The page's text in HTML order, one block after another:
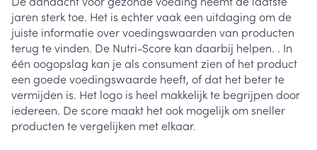
jaren sterk toe. Het is echter vaak een uitdaging om de
juiste informatie over voedingswaarden van producten
terug te vinden. De Nutri-Score kan daarbij helpen. . In
één oogopslag kan je als consument zien of het product
een goede voedingswaarde heeft, of dat het beter te
vermijden is. Het logo is heel makkelijk te begrijpen door
iedereen. De score maakt het ook mogelijk om sneller
producten te vergelijken met elkaar.